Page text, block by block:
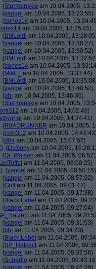
(Sturmanskie am 10.04.2005,
(yangel am 10.04.2005, 13:23:55)
(bones14 am 10.04.2005,
am 10.04.2005, 13:25:45)
(BMLoidl am 10.04.2005,
(yangel am 10.04.2005, 13:30:27)
(yangel am 10.04.2005, 13:30:52)
(BMLoidl am 10.04.2005,
(bones14 am 10.04.2005,
(MikE_
am 10.04.2005, 13:33:44)
(BMLoidl am 10.04.2005,
(yangel am 10.04.2005, 13:40:52)
(phj am 10.04.2005, 13:46:36)
(Sturmanskie am 10.04.2005,
am 10.04.2005, 14:02:49)
am 10.04.2005, 14:34:41)
(R0ADRUNNER am 10.04.2005,
(com312 am 10.04.2005,
(d8a am 10.04.2005, 15:07:57)
(DaSony am 10.04.2005,
(Dr. Watson am 11.04.2005,
am 11.04.2005, 08:00:25)
(yangel am 11.04.2005, 08:50:15)
(yangel am 11.04.2005, 08:57:32)
(Gott am 11.04.2005, 09:01:47)
(yangel am 11.04.2005, 09:17:38)
(Black Label am 11.04.2005,
(yangel am 11.04.2005, 09:27:04)
am 11.04.2005,
(yangel am 11.04.2005, 09:31:03)
(phj am 11.04.2005, 09:34:23)
(Black Label am 11.04.2005,
(BP_Hatzer1 am 11.04.2005,
(yangel am 11.04.2005, 09:37:56)
(Superflo am 11.04.2005,
(yangel am 11.04.2005, 09:46:39)